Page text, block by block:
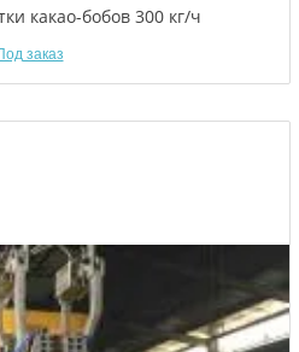
какао-бобов 300 кг/ч
заказ